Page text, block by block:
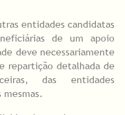
entidades candidatas
de um apoio
deve necessariamente
repartição detalhada de
das entidades
mesmas.